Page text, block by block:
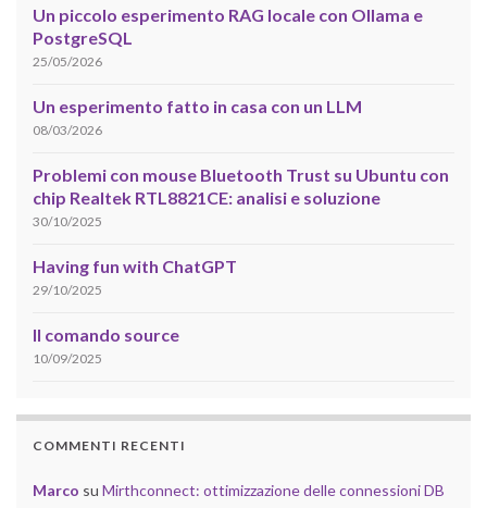
Un piccolo esperimento RAG locale con Ollama e
PostgreSQL
25/05/2026
Un esperimento fatto in casa con un LLM
08/03/2026
Problemi con mouse Bluetooth Trust su Ubuntu con
chip Realtek RTL8821CE: analisi e soluzione
30/10/2025
Having fun with ChatGPT
29/10/2025
Il comando source
10/09/2025
COMMENTI RECENTI
Marco su Mirthconnect: ottimizzazione delle connessioni DB